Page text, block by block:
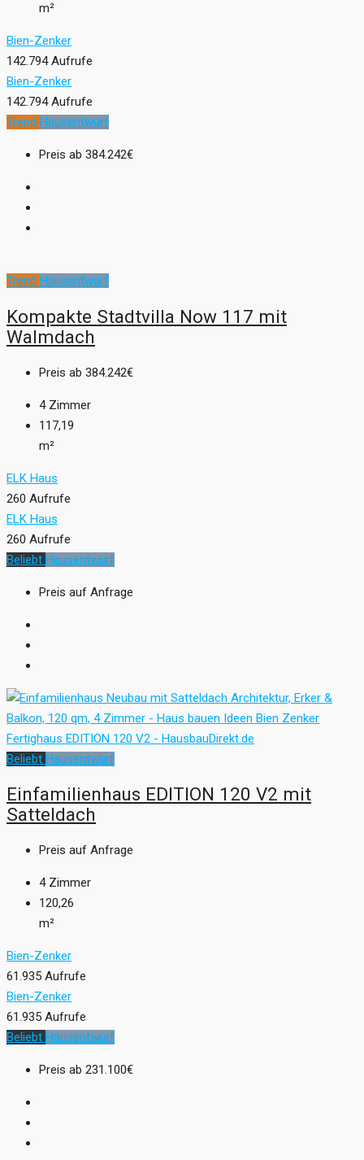
m²
Bien-Zenker
142.794 Aufrufe
Bien-Zenker
142.794 Aufrufe
Trend Hausentwurf
Preis ab 384.242€
Trend Hausentwurf
Kompakte Stadtvilla Now 117 mit
Walmdach
Preis ab 384.242€
4 Zimmer
117,19
m²
ELK Haus
260 Aufrufe
ELK Haus
260 Aufrufe
Beliebt Hausentwurf
Preis auf Anfrage
Beliebt Hausentwurf
Einfamilienhaus EDITION 120 V2 mit
Satteldach
Preis auf Anfrage
4 Zimmer
120,26
m²
Bien-Zenker
61.935 Aufrufe
Bien-Zenker
61.935 Aufrufe
Beliebt Hausentwurf
Preis ab 231.100€